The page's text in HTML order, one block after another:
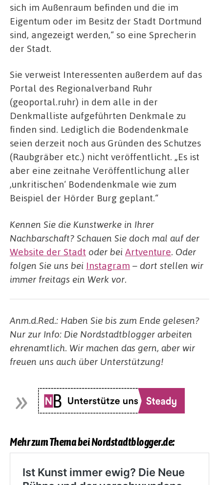
sich im Außenraum befinden und die im
Eigentum oder im Besitz der Stadt Dortmund
sind, angezeigt werden,“ so eine Sprecherin
der Stadt.
Sie verweist Interessenten außerdem auf das
Portal des Regionalverband Ruhr
(geoportal.ruhr) in dem alle in der
Denkmalliste aufgeführten Denkmale zu
finden sind. Lediglich die Bodendenkmale
seien derzeit noch aus Gründen des Schutzes
(Raubgräber etc.) nicht veröffentlicht. „Es ist
aber eine zeitnahe Veröffentlichung aller
‚unkritischen‘ Bodendenkmale wie zum
Beispiel der Hörder Burg geplant.“
Kennen Sie die Kunstwerke in Ihrer
Nachbarschaft? Schauen Sie doch mal auf der
Website der Stadt oder bei Artventure. Oder
folgen Sie uns bei Instagram – dort stellen wir
immer freitags ein Werk vor.
Anm.d.Red.: Haben Sie bis zum Ende gelesen?
Nur zur Info: Die Nordstadtblogger arbeiten
ehrenamtlich. Wir machen das gern, aber wir
freuen uns auch über Unterstützung!
Mehr zum Thema bei Nordstadtblogger.de: